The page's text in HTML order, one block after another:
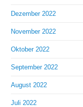
Dezember 2022
November 2022
Oktober 2022
September 2022
August 2022
Juli 2022